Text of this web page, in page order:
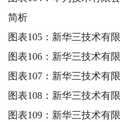
简析
图表105： 新华三技术有
图表106： 新华三技术有
图表107： 新华三技术有
图表108： 新华三技术有
图表109： 新华三技术有